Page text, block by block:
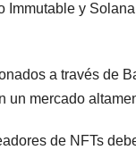
Immutable y
a través de
un mercado
de NFTs